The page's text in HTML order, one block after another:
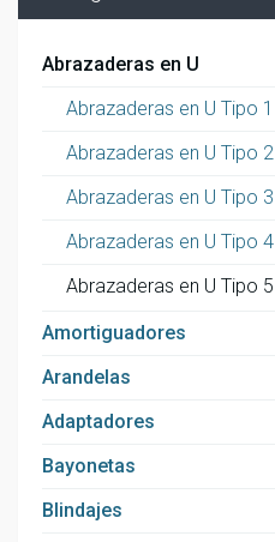
Abrazaderas en U
Abrazaderas en U Tipo 1
Abrazaderas en U Tipo 2
Abrazaderas en U Tipo 3
Abrazaderas en U Tipo 4
Abrazaderas en U Tipo 5
Amortiguadores
Arandelas
Adaptadores
Bayonetas
Blindajes